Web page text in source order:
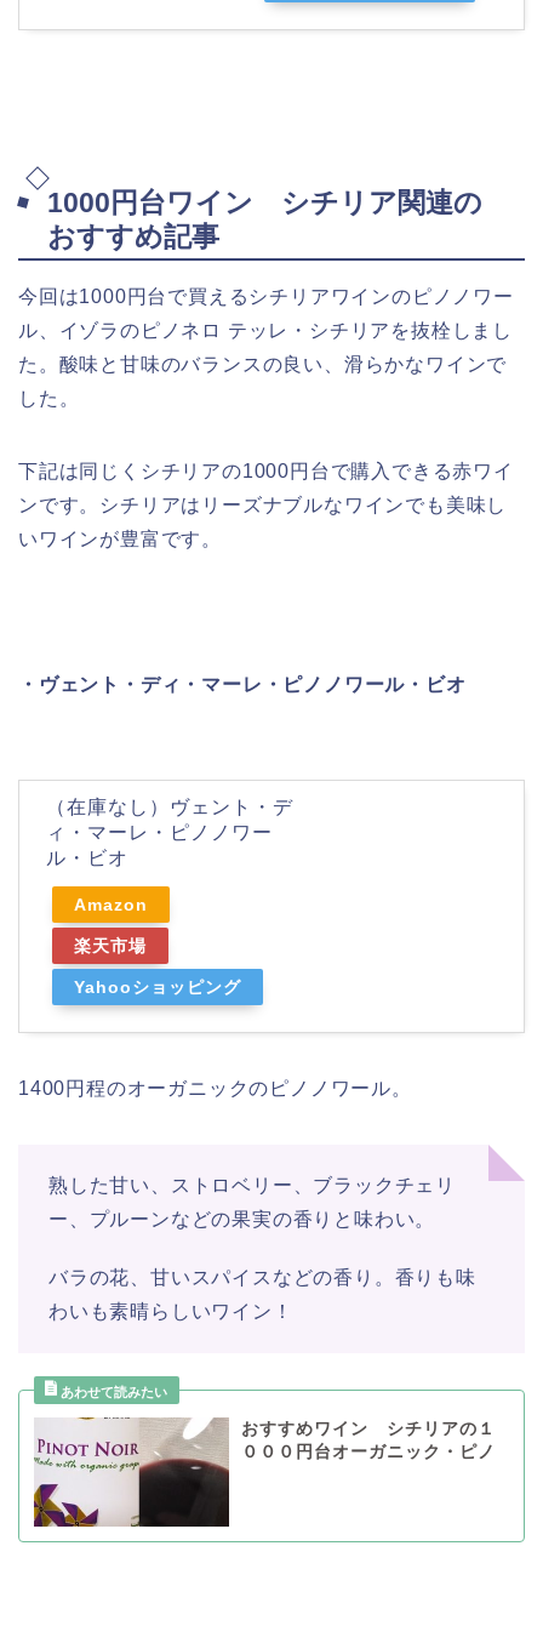
1000円台ワイン シチリア関連の
おすすめ記事
今回は1000円台で買えるシチリアワインのピノノワー
ル、イゾラのピノネロ テッレ・シチリアを抜栓しまし
た。酸味と甘味のバランスの良い、滑らかなワインで
した。
下記は同じくシチリアの1000円台で購入できる赤ワイ
ンです。シチリアはリーズナブルなワインでも美味し
いワインが豊富です。
・ヴェント・ディ・マーレ・ピノノワール・ビオ
（在庫なし）ヴェント・デ
ィ・マーレ・ピノノワー
ル・ビオ
Amazon
楽天市場
Yahooショッピング
1400円程のオーガニックのピノノワール。
熟した甘い、ストロベリー、ブラックチェリ
ー、プルーンなどの果実の香りと味わい。
バラの花、甘いスパイスなどの香り。香りも味
わいも素晴らしいワイン！
おすすめワイン シチリアの１
０００円台オーガニック・ピノ